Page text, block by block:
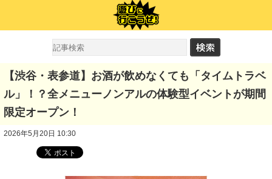
【渋谷・表参道】お酒が飲めなくても「タイムトラベ
ル」！？全メニューノンアルの体験型イベントが期間
限定オープン！
2026年5月20日 10:30